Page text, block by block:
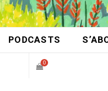
PODCASTS
0